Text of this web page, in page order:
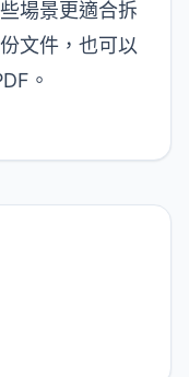
場景更適合拆
文件，也可以
。